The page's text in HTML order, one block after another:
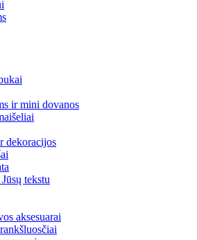
ir mini dovanos
dekoracijos
tekstu
aksesuarai